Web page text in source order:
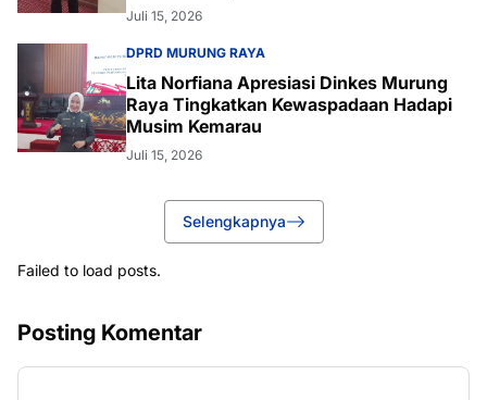
Juli 15, 2026
DPRD MURUNG RAYA
Lita Norfiana Apresiasi Dinkes Murung
Raya Tingkatkan Kewaspadaan Hadapi
Musim Kemarau
Juli 15, 2026
Selengkapnya
Failed to load posts.
Posting Komentar